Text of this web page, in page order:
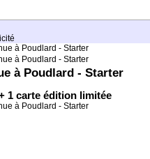
à Poudlard - Starter
1 carte édition limitée